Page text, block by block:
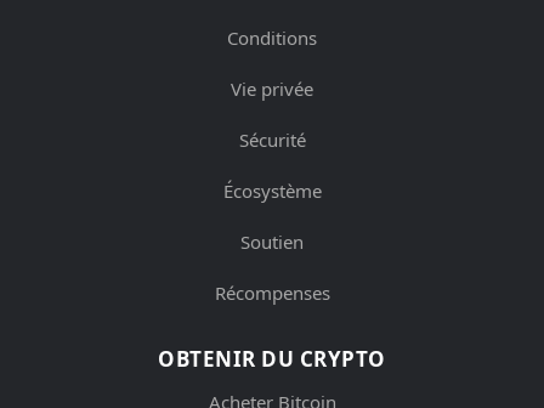
Conditions
Vie privée
Sécurité
Écosystème
Soutien
Récompenses
OBTENIR DU CRYPTO
Acheter Bitcoin